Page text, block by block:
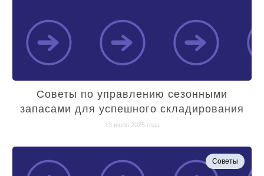
Советы по управлению сезонными
запасами для успешного складирования
13 июля 2025 года
Советы